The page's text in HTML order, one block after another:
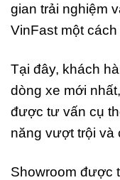
gian trải nghiệm
VinFast một
Tại đây, khách
dòng xe mới
được tư vấn cụ
năng vượt trội và
Showroom được